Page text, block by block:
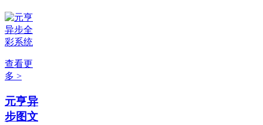
查看更
多 >
元亨异
步图文